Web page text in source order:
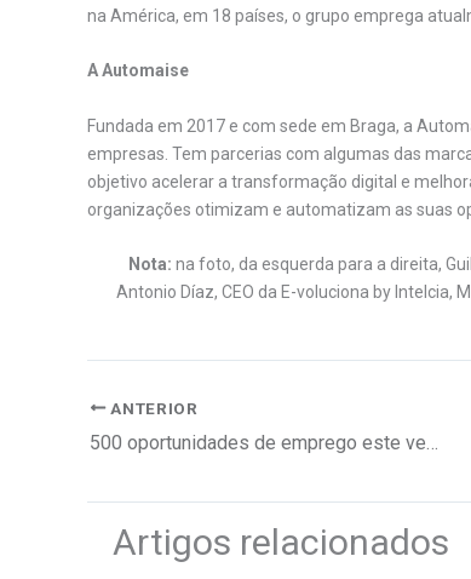
na América, em 18 países, o grupo emprega
A Automaise
Fundada em 2017 e com sede em Braga, a
empresas. Tem parcerias com algumas das
objetivo acelerar a transformação digital e
organizações otimizam e automatizam as suas
Nota: na foto, da esquerda para a direita,
Antonio Díaz, CEO da E-voluciona by Intelcia,
ANTERIOR
Artigos relacionados